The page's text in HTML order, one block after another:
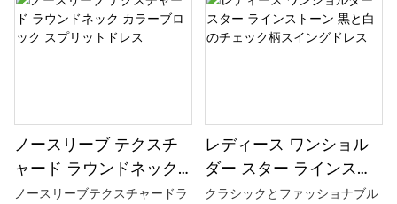
れています。
ノースリーブ テクスチ
ャード ラウンドネック
カラーブロック スプリ
ノースリーブテクスチャードラ
レディース ワンショル
ダー スター ラインスト
ーン 黒と白のチェック
クラシックとファッショナブル